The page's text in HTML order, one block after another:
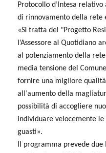
Protocollo d’Intesa
di rinnovamento della rete
«Si tratta del "Progetto
l’Assessore al Quotidiano
al potenziamento della
media tensione del
fornire una migliore
all'aumento della
possibilità di accogliere
individuare velocemente
guasti».
Il programma prevede